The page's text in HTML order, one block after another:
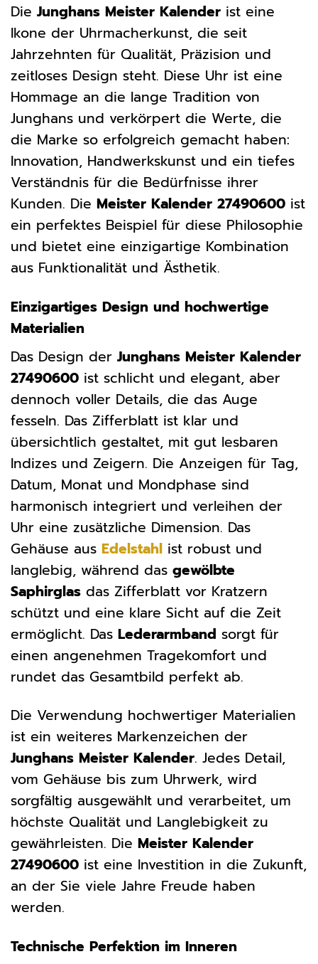
Die Junghans Meister Kalender ist eine
Ikone der Uhrmacherkunst, die seit
Jahrzehnten für Qualität, Präzision und
zeitloses Design steht. Diese Uhr ist eine
Hommage an die lange Tradition von
Junghans und verkörpert die Werte, die
die Marke so erfolgreich gemacht haben:
Innovation, Handwerkskunst und ein tiefes
Verständnis für die Bedürfnisse ihrer
Kunden. Die Meister Kalender 27490600 ist
ein perfektes Beispiel für diese Philosophie
und bietet eine einzigartige Kombination
aus Funktionalität und Ästhetik.
Einzigartiges Design und hochwertige
Materialien
Das Design der Junghans Meister Kalender
27490600 ist schlicht und elegant, aber
dennoch voller Details, die das Auge
fesseln. Das Zifferblatt ist klar und
übersichtlich gestaltet, mit gut lesbaren
Indizes und Zeigern. Die Anzeigen für Tag,
Datum, Monat und Mondphase sind
harmonisch integriert und verleihen der
Uhr eine zusätzliche Dimension. Das
Gehäuse aus Edelstahl ist robust und
langlebig, während das gewölbte
Saphirglas das Zifferblatt vor Kratzern
schützt und eine klare Sicht auf die Zeit
ermöglicht. Das Lederarmband sorgt für
einen angenehmen Tragekomfort und
rundet das Gesamtbild perfekt ab.
Die Verwendung hochwertiger Materialien
ist ein weiteres Markenzeichen der
Junghans Meister Kalender. Jedes Detail,
vom Gehäuse bis zum Uhrwerk, wird
sorgfältig ausgewählt und verarbeitet, um
höchste Qualität und Langlebigkeit zu
gewährleisten. Die Meister Kalender
27490600 ist eine Investition in die Zukunft,
an der Sie viele Jahre Freude haben
werden.
Technische Perfektion im Inneren